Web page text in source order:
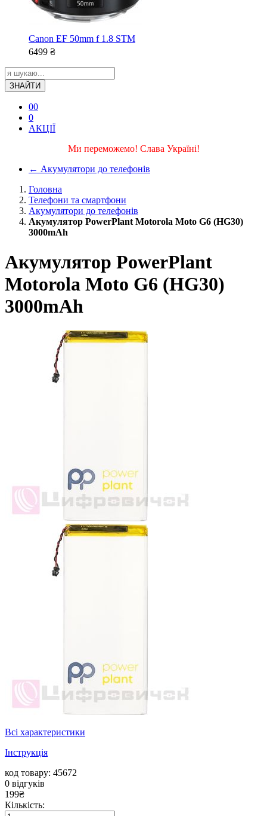
Canon EF 50mm f 1.8 STM
6499 ₴
ЗНАЙТИ
00
0
АКЦІЇ
Ми переможемо! Слава Україні!
← Акумулятори до телефонів
Головна
Телефони та смартфони
Акумулятори до телефонів
Акумулятор PowerPlant Motorola Moto G6 (HG30)
3000mAh
Акумулятор PowerPlant
Motorola Moto G6 (HG30)
3000mAh
Всі характеристики
Інструкція
код товару: 45672
0 відгуків
199₴
Кількість: